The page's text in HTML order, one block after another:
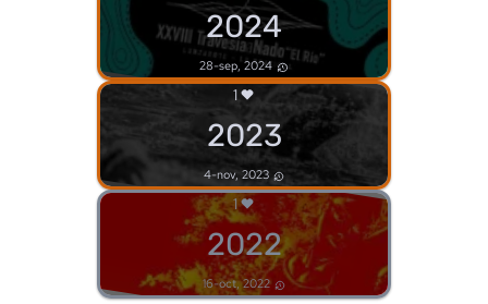
2024
28-sep, 2024
1
2023
4-nov, 2023
1
2022
16-oct, 2022